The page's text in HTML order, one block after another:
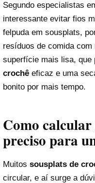
Segundo especialistas
interessante evitar fios
felpuda em sousplats,
resíduos de comida
superfície mais lisa, que
crochê eficaz e uma
bonito por mais tempo.
Como
preciso para
Muitos sousplats de
circular, e aí surge a